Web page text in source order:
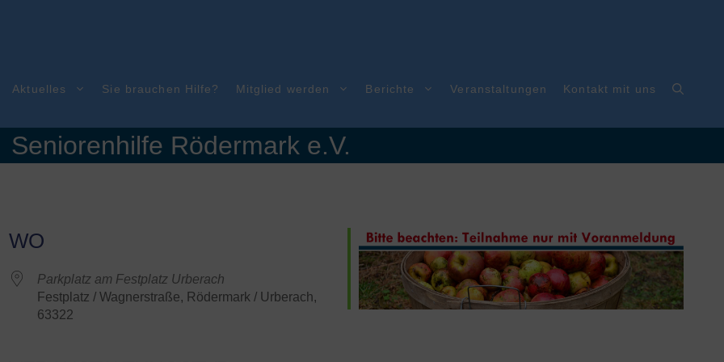
Aktuelles Sie brauchen Hilfe? Mitglied werden Berichte Veranstaltungen Kontakt mit uns
Seniorenhilfe Rödermark e.V.
WO
Parkplatz am Festplatz Urberach
Festplatz / Wagnerstraße, Rödermark / Urberach,
63322